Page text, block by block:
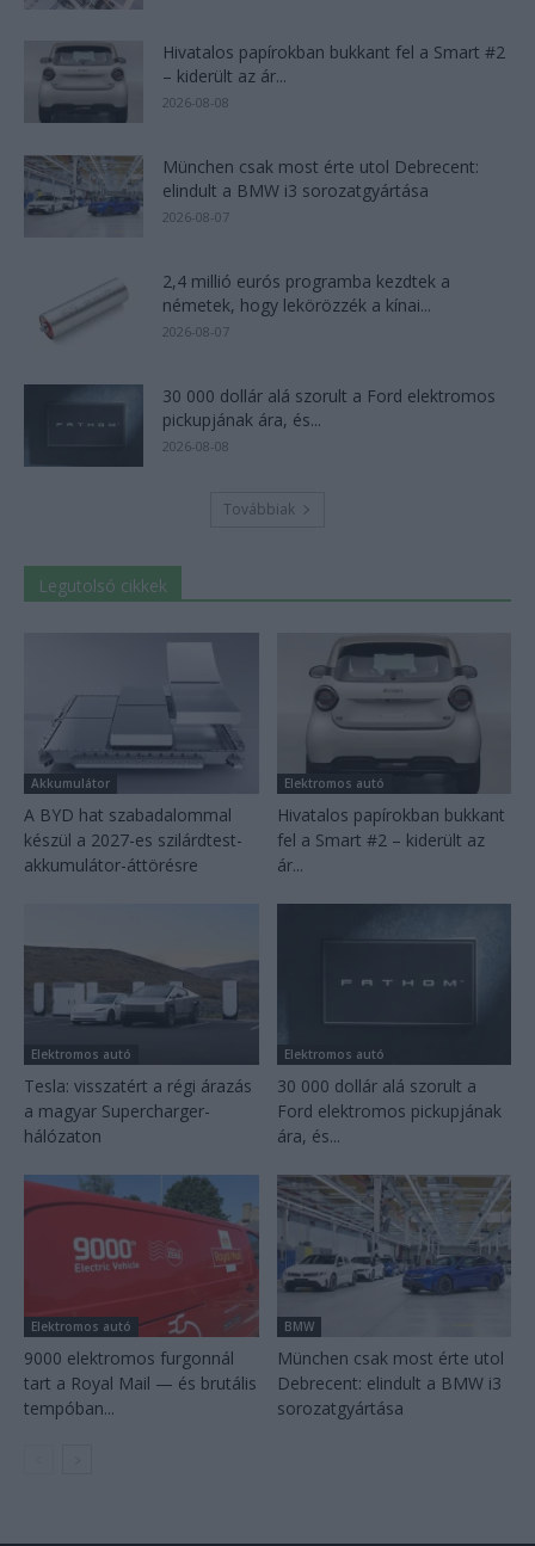
Hivatalos papírokban bukkant fel a Smart #2
– kiderült az ár...
2026-08-08
München csak most érte utol Debrecent:
elindult a BMW i3 sorozatgyártása
2026-08-07
2,4 millió eurós programba kezdtek a
németek, hogy lekörözzék a kínai...
2026-08-07
30 000 dollár alá szorult a Ford elektromos
pickupjának ára, és...
2026-08-08
Továbbiak
Legutolsó cikkek
Akkumulátor
A BYD hat szabadalommal
készül a 2027-es szilárdtest-
akkumulátor-áttörésre
Elektromos autó
Hivatalos papírokban bukkant
fel a Smart #2 – kiderült az
ár...
Elektromos autó
Tesla: visszatért a régi árazás
a magyar Supercharger-
hálózaton
Elektromos autó
30 000 dollár alá szorult a
Ford elektromos pickupjának
ára, és...
Elektromos autó
9000 elektromos furgonnál
tart a Royal Mail — és brutális
tempóban...
BMW
München csak most érte utol
Debrecent: elindult a BMW i3
sorozatgyártása